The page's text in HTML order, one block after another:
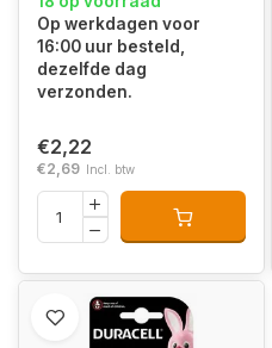
Op werkdagen voor
16:00 uur besteld,
dezelfde dag
verzonden.
€2,22
€2,69 Incl. btw